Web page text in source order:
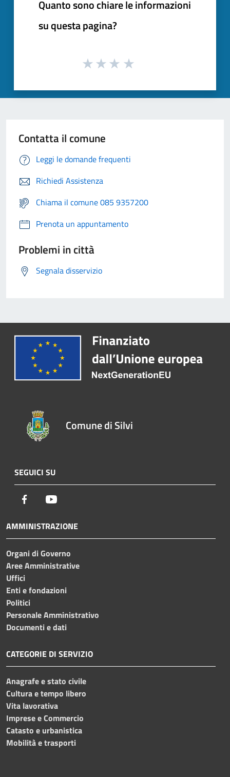
Quanto sono chiare le informazioni
su questa pagina?
Contatta il comune
Leggi le domande frequenti
Richiedi Assistenza
Chiama il comune 085 9357200
Prenota un appuntamento
Problemi in città
Segnala disservizio
Comune di Silvi
SEGUICI SU
Facebook
AMMINISTRAZIONE
Organi di Governo
Aree Amministrative
Uffici
Enti e fondazioni
Politici
Personale Amministrativo
Documenti e dati
CATEGORIE DI SERVIZIO
Anagrafe e stato civile
Cultura e tempo libero
Vita lavorativa
Imprese e Commercio
Catasto e urbanistica
Mobilità e trasporti